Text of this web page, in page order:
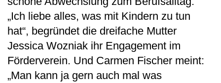
„Ich liebe alles, was mit Kindern zu tun
hat“, begründet die dreifache Mutter
Jessica Wozniak ihr Engagement im
Förderverein. Und Carmen Fischer meint:
„Man kann ja gern auch mal was